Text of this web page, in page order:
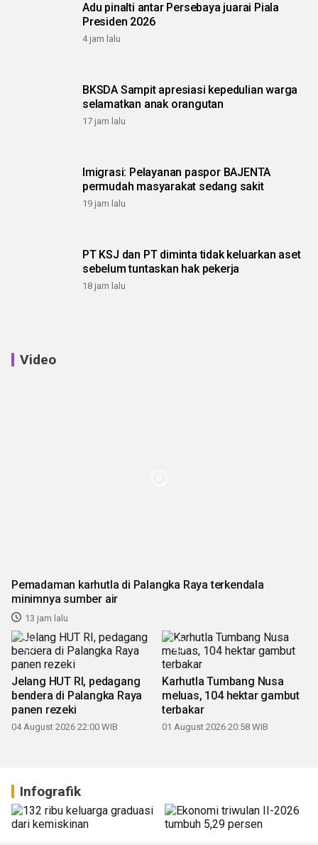
Adu pinalti antar Persebaya juarai Piala
Presiden 2026
4 jam lalu
BKSDA Sampit apresiasi kepedulian warga
selamatkan anak orangutan
17 jam lalu
Imigrasi: Pelayanan paspor BAJENTA
permudah masyarakat sedang sakit
19 jam lalu
PT KSJ dan PT diminta tidak keluarkan aset
sebelum tuntaskan hak pekerja
18 jam lalu
Video
Pemadaman karhutla di Palangka Raya terkendala
minimnya sumber air
13 jam lalu
Jelang HUT RI, pedagang
bendera di Palangka Raya
panen rezeki
04 August 2026 22:00 WIB
Karhutla Tumbang Nusa
meluas, 104 hektar gambut
terbakar
01 August 2026 20:58 WIB
Infografik